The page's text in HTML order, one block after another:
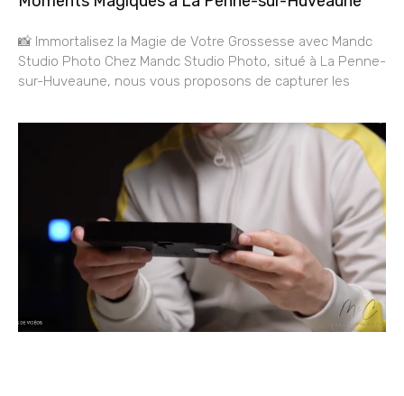
📸 Immortalisez la Magie de Votre Grossesse avec Mandc
Studio Photo Chez Mandc Studio Photo, situé à La Penne-
sur-Huveaune, nous vous proposons de capturer les